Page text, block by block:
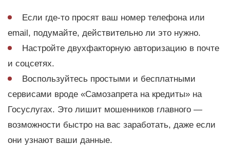
Если где-то просят ваш номер телефона или
email, подумайте, действительно ли это нужно.
Настройте двухфакторную авторизацию в почте
и соцсетях.
Воспользуйтесь простыми и бесплатными
сервисами вроде «Самозапрета на кредиты» на
Госуслугах. Это лишит мошенников главного —
возможности быстро на вас заработать, даже если
они узнают ваши данные.